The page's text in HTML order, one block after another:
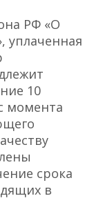
РФ «О
уплаченная
10
момента
срока
в